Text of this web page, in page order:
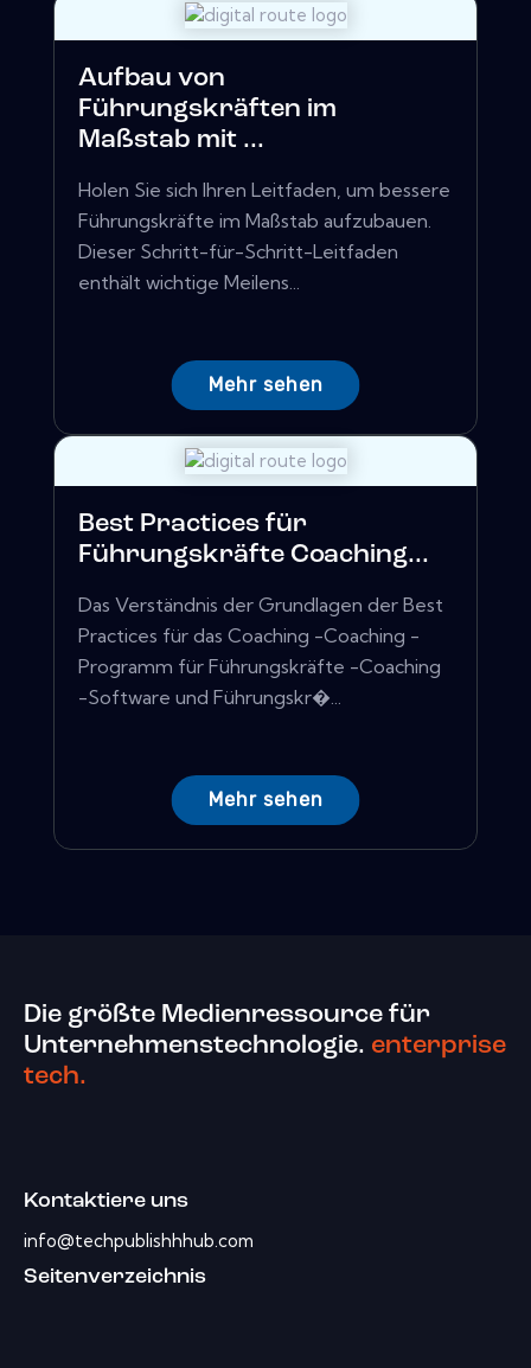
Aufbau von
Führungskräften im
Maßstab mit ...
Holen Sie sich Ihren Leitfaden, um bessere
Führungskräfte im Maßstab aufzubauen.
Dieser Schritt-für-Schritt-Leitfaden
enthält wichtige Meilens...
Mehr sehen
Best Practices für
Führungskräfte Coaching...
Das Verständnis der Grundlagen der Best
Practices für das Coaching -Coaching -
Programm für Führungskräfte -Coaching
-Software und Führungskr�...
Mehr sehen
Die größte Medienressource für
Unternehmenstechnologie. enterprise
tech.
Kontaktiere uns
info@techpublishhhub.com
Seitenverzeichnis